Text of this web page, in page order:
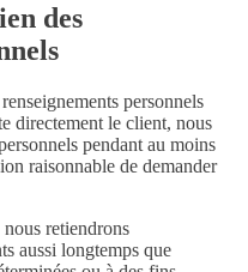
des
personnels
directement le client, nous
pendant au moins
raisonnable de demander
retiendrons
aussi longtemps que